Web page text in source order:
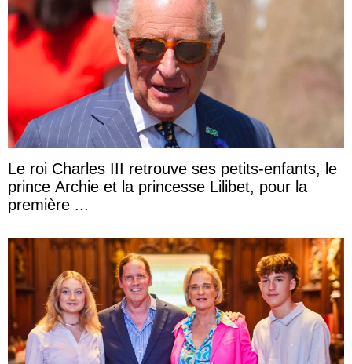
Le roi Charles III retrouve ses petits-enfants, le
prince Archie et la princesse Lilibet, pour la
première ...